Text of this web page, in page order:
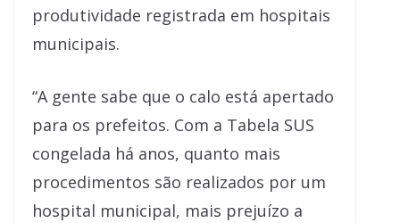
produtividade registrada em hospitais
municipais.
“A gente sabe que o calo está apertado
para os prefeitos. Com a Tabela SUS
congelada há anos, quanto mais
procedimentos são realizados por um
hospital municipal, mais prejuízo a